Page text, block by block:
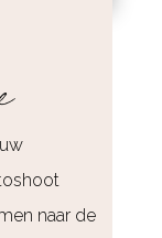
naar de